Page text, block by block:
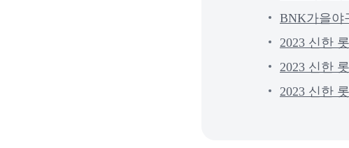
BNK가을야
2023 신한
2023 신한
2023 신한